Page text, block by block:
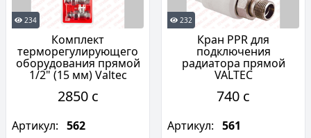
234
Комплект
терморегулирующего
оборудования прямой
1/2" (15 мм) Valtec
2850 c
Артикул: 562
232
Кран PPR для
подключения
радиатора прямой
VALTEC
740 c
Артикул: 561